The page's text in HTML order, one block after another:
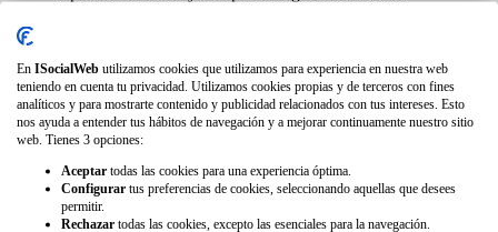
Diego Gallo
Head of SEO en Mercado Libre
En ISocialWeb utilizamos cookies que utilizamos para experiencia en nuestra web
teniendo en cuenta tu privacidad. Utilizamos cookies propias y de terceros con fines
analíticos y para mostrarte contenido y publicidad relacionados con tus intereses. Esto
nos ayuda a entender tus hábitos de navegación y a mejorar continuamente nuestro sitio
web. Tienes 3 opciones:
Aceptar todas las cookies para una experiencia óptima.
Configurar tus preferencias de cookies, seleccionando aquellas que desees
permitir.
Rechazar todas las cookies, excepto las esenciales para la navegación.